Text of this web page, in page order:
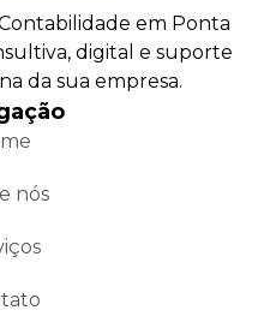
em Ponta
digital e suporte
da sua empresa.
nós